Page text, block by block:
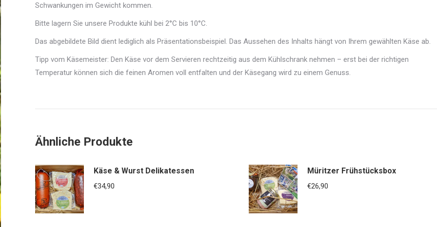
Schwankungen im Gewicht kommen.
Bitte lagern Sie unsere Produkte kühl bei 2°C bis 10°C.
Das abgebildete Bild dient lediglich als Präsentationsbeispiel. Das Aussehen des Inhalts hängt von Ihrem gewählten Käse ab.
Tipp vom Käsemeister: Den Käse vor dem Servieren rechtzeitig aus dem Kühlschrank nehmen – erst bei der richtigen
Temperatur können sich die feinen Aromen voll entfalten und der Käsegang wird zu einem Genuss.
Ähnliche Produkte
Käse & Wurst Delikatessen
€34,90
Müritzer Frühstücksbox
€26,90